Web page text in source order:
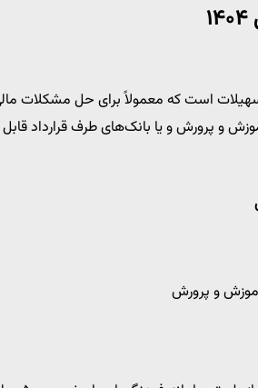
است که معمولاً برای حل مشکلات
و پرورش و یا بانک‌های طرف قرارداد
و پرورش